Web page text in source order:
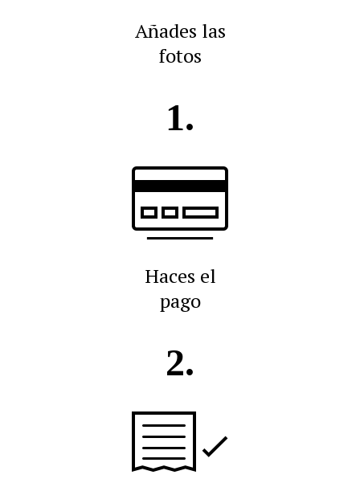
Añades las
fotos
1.
Haces el
pago
2.